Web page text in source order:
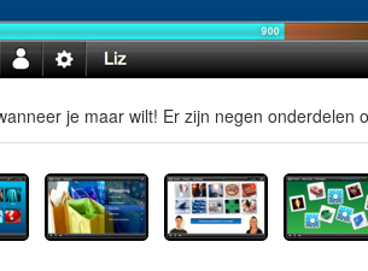
je maar wilt! Er zijn negen onderdelen